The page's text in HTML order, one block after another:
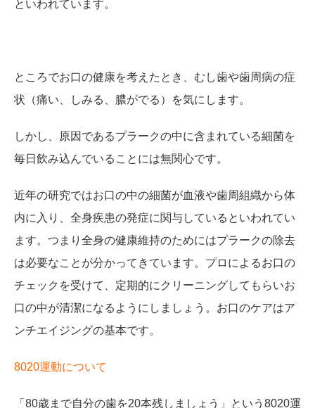
といわれています。
ところでお口の健康を考えたとき、むし歯や歯周病の症
状（痛い、しみる、膿がでる）を気にします。
しかし、原因であるプラークの中に含まれている細菌を
毎日飲み込んでいることには無関心です。
近年の研究ではお口の中の細菌が血液や歯周組織から体
内に入り、全身疾患の発症に関与しているといわれてい
ます。つまり全身の健康維持のためにはプラークの除去
は必要なことが分かってきています。プロによるお口の
チェックを受けて、定期的にクリーニングしてもらいお
口の中が清潔になるようにしましょう。お口のケアはア
ンチエイジングの基本です。
8020運動について
「80歳まで自分の歯を20本残しましょう」という8020運